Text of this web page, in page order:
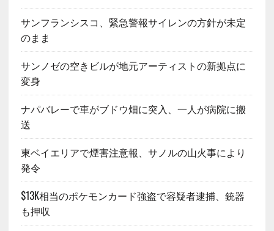
サンフランシスコ、緊急警報サイレンの方針が未定
のまま
サンノゼの空きビルが地元アーティストの新拠点に
変身
ナパバレーで車がブドウ畑に突入、一人が病院に搬
送
東ベイエリアで煙害注意報、サノルの山火事により
発令
$13K相当のポケモンカード強盗で容疑者逮捕、銃器
も押収